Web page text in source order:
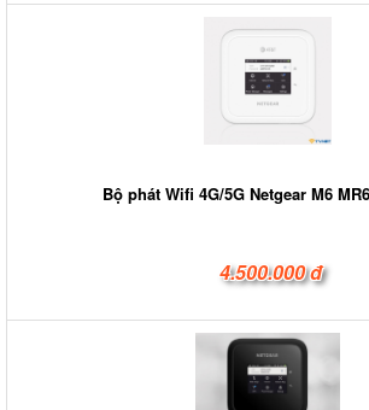
Bộ phát Wifi 4G/5G Netgear M6
4.500.000 đ